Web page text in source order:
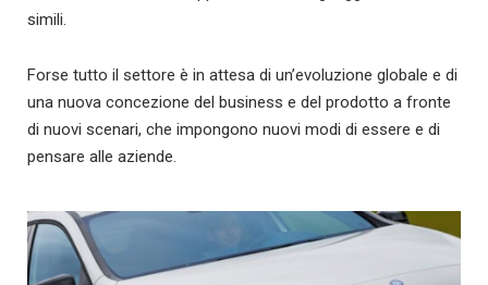
simili.
Forse tutto il settore è in attesa di un’evoluzione globale e di
una nuova concezione del business e del prodotto a fronte
di nuovi scenari, che impongono nuovi modi di essere e di
pensare alle aziende.